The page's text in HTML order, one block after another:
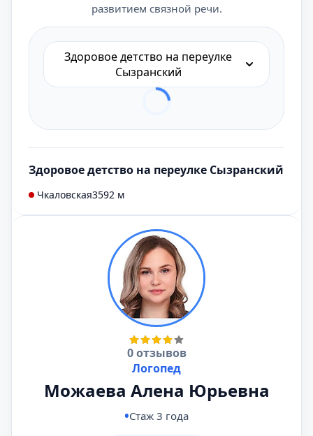
развитием связной речи.
Здоровое детство на переулке
Сызранский
Здоровое детство на переулке Сызранский
Чкаловская3592 м
0 отзывов
Логопед
Можаева Алена Юрьевна
Стаж 3 года